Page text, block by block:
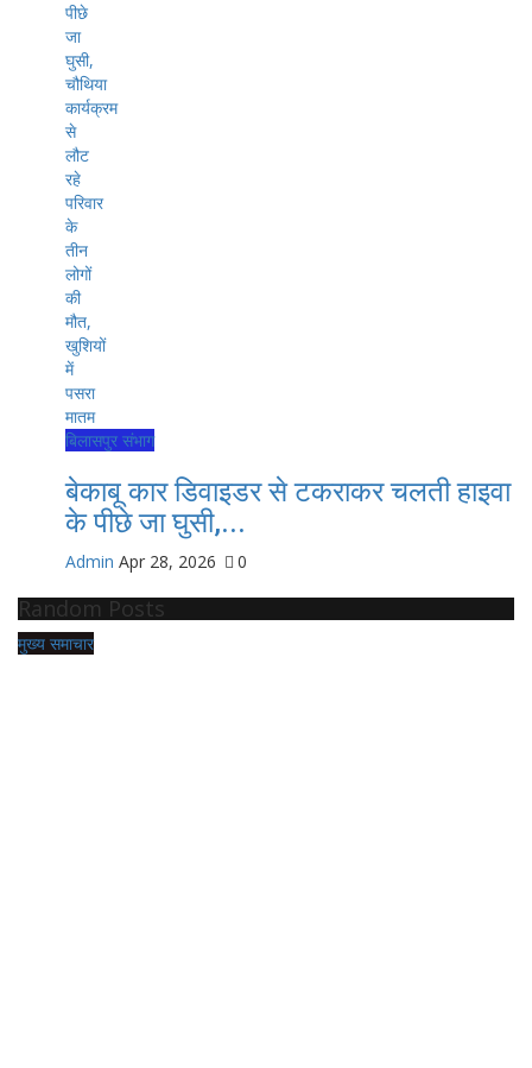
बिलासपुर संभाग
बेकाबू कार डिवाइडर से टकराकर चलती हाइवा
के पीछे जा घुसी,...
Admin Apr 28, 2026 0
Random Posts
मुख्य समाचार